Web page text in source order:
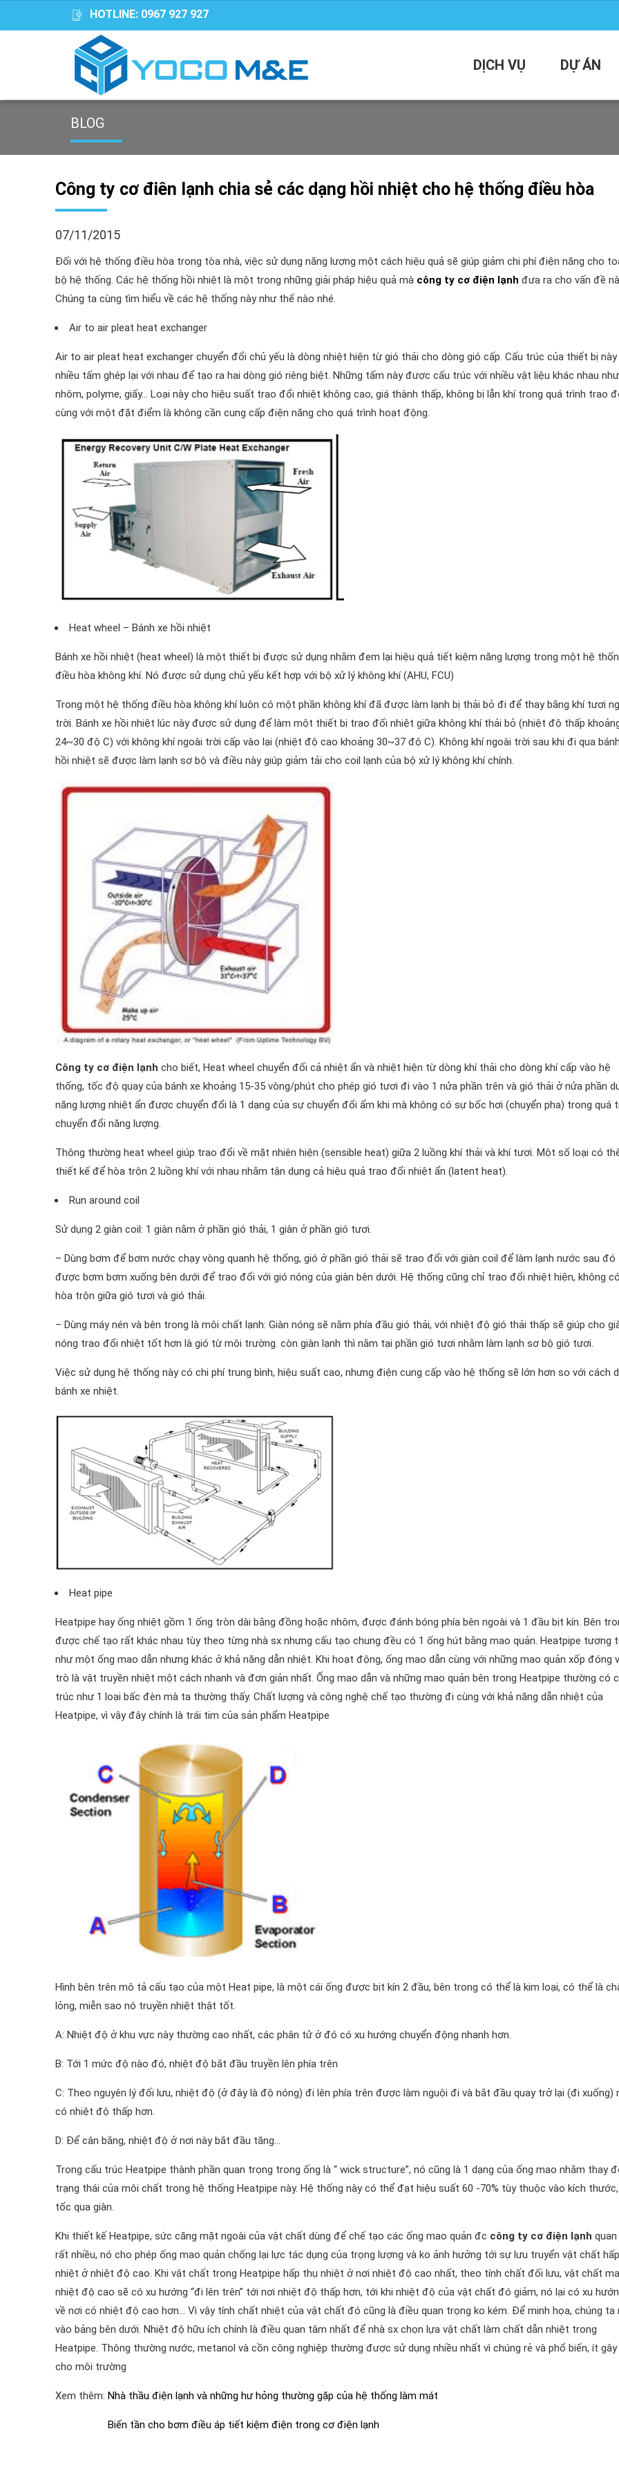
HOTLINE: 0967 927 927
DỊCH VỤ DỰ ÁN
BLOG
Công ty cơ điên lạnh chia sẻ các dạng hồi nhiệt cho hệ thống điều hòa
07/11/2015
Đối với hệ thống điều hòa trong tòa nhà, việc sử dụng năng lượng một cách hiệu quả sẽ giúp giảm chi phí điện năng cho
bộ hệ thống. Các hệ thống hồi nhiệt là một trong những giải pháp hiệu quả mà công ty cơ điện lạnh đưa ra cho vấn đề
Chúng ta cùng tìm hiểu về các hệ thống này như thế nào nhé.
Air to air pleat heat exchanger
Air to air pleat heat exchanger chuyển đổi chủ yếu là dòng nhiệt hiện từ gió thải cho dòng gió cấp. Cấu trúc của thiết bị
nhiều tấm ghép lại với nhau để tạo ra hai dòng gió riêng biệt. Những tấm này được cấu trúc với nhiều vật liệu khác nhau như
nhôm, polyme, giấy… Loại này cho hiệu suất trao đổi nhiệt không cao, giá thành thấp, không bị lẫn khí trong quá trình trao
cùng với một đặt điểm là không cần cung cấp điện năng cho quá trình hoạt động.
Heat wheel – Bánh xe hồi nhiệt
Bánh xe hồi nhiệt (heat wheel) là một thiết bị được sử dụng nhằm đem lại hiệu quả tiết kiệm năng lượng trong một hệ
điều hòa không khí. Nó được sử dụng chủ yếu kết hợp với bộ xử lý không khí (AHU, FCU)
Trong một hệ thống điều hòa không khí luôn có một phần không khí đã được làm lạnh bị thải bỏ đi để thay bằng khí tươi
trời. Bánh xe hồi nhiệt lúc này được sử dụng để làm một thiết bị trao đổi nhiệt giữa không khí thải bỏ (nhiệt độ thấp
24~30 độ C) với không khí ngoài trời cấp vào lại (nhiệt độ cao khoảng 30~37 độ C). Không khí ngoài trời sau khi đi qua
hồi nhiệt sẽ được làm lạnh sơ bộ và điều này giúp giảm tải cho coil lạnh của bộ xử lý không khí chính.
Công ty cơ điện lạnh cho biết, Heat wheel chuyển đổi cả nhiệt ẩn và nhiệt hiện từ dòng khí thải cho dòng khí cấp vào hệ
thống, tốc độ quay của bánh xe khoảng 15-35 vòng/phút cho phép gió tươi đi vào 1 nửa phần trên và gió thải ở nửa phần
năng lượng nhiệt ẩn được chuyển đổi là 1 dạng của sự chuyển đổi ẩm khi mà không có sự bốc hơi (chuyển pha) trong quá
chuyển đổi năng lượng.
Thông thường heat wheel giúp trao đổi về mặt nhiên hiện (sensible heat) giữa 2 luồng khí thải và khí tươi. Một số loại có
thiết kế để hòa trộn 2 luồng khí với nhau nhằm tận dụng cả hiệu quả trao đổi nhiệt ẩn (latent heat).
Run around coil
Sử dụng 2 giàn coil: 1 giàn nằm ở phần gió thải, 1 giàn ở phần gió tươi.
– Dùng bơm để bơm nước chạy vòng quanh hệ thống, gió ở phần gió thải sẽ trao đổi với giàn coil để làm lạnh nước sau đó
được bơm bơm xuống bên dưới để trao đổi với gió nóng của giàn bên dưới. Hệ thống cũng chỉ trao đổi nhiệt hiện, không
hòa trộn giữa gió tươi và gió thải.
– Dùng máy nén và bên trong là môi chất lạnh: Giàn nóng sẽ nằm phía đầu gió thải, với nhiệt độ gió thải thấp sẽ giúp cho
nóng trao đổi nhiệt tốt hơn là gió từ môi trường. còn giàn lạnh thì nằm tại phần gió tươi nhằm làm lạnh sơ bộ gió tươi.
Việc sử dụng hệ thống này có chi phí trung bình, hiệu suất cao, nhưng điện cung cấp vào hệ thống sẽ lớn hơn so với cách
bánh xe nhiệt.
Heat pipe
Heatpipe hay ống nhiệt gồm 1 ống tròn dài bằng đồng hoặc nhôm, được đánh bóng phía bên ngoài và 1 đầu bịt kín. Bên
được chế tạo rất khác nhau tùy theo từng nhà sx nhưng cấu tạo chung đều có 1 ống hút bằng mao quản. Heatpipe tương
như một ống mao dẫn nhưng khác ở khả năng dẫn nhiệt. Khi hoạt động, ống mao dẫn cùng với những mao quản xốp đóng
trò là vật truyền nhiệt một cách nhanh và đơn giản nhất. Ống mao dẫn và những mao quản bên trong Heatpipe thường có
trúc như 1 loại bấc đèn mà ta thường thấy. Chất lượng và công nghệ chế tạo thường đi cùng với khả năng dẫn nhiệt của
Heatpipe, vì vậy đây chính là trái tim của sản phẩm Heatpipe
Hình bên trên mô tả cấu tạo của một Heat pipe, là một cái ống được bịt kín 2 đầu, bên trong có thể là kim loại, có thể là
lỏng, miễn sao nó truyền nhiệt thật tốt.
A: Nhiệt độ ở khu vực này thường cao nhất, các phân tử ở đó có xu hướng chuyển động nhanh hơn.
B: Tới 1 mức độ nào đó, nhiệt độ bắt đầu truyền lên phía trên
C: Theo nguyên lý đối lưu, nhiệt độ (ở đây là độ nóng) đi lên phía trên được làm nguội đi và bắt đầu quay trở lại (đi xuống)
có nhiệt độ thấp hơn.
D: Để cân bằng, nhiệt độ ở nơi này bắt đầu tăng…
Trong cấu trúc Heatpipe thành phần quan trọng trong ống là “ wick structure”, nó cũng là 1 dạng của ống mao nhằm thay
trạng thái của môi chất trong hệ thống Heatpipe này. Hệ thống này có thể đạt hiệu suất 60 -70% tùy thuộc vào kích thước,
tốc qua giàn.
Khi thiết kế Heatpipe, sức căng mặt ngoài của vật chất dùng để chế tạo các ống mao quản đc công ty cơ điện lạnh
rất nhiều, nó cho phép ống mao quản chống lại lực tác dụng của trọng lượng và ko ảnh hưởng tới sự lưu truyển vật chất
nhiệt ở nhiệt độ cao. Khi vật chất trong Heatpipe hấp thụ nhiệt ở nơi nhiệt độ cao nhất, theo tính chất đối lưu, vật chất
nhiệt độ cao sẽ có xu hướng “đi lên trên” tới nơi nhiệt độ thấp hơn, tới khi nhiệt độ của vật chất đó giảm, nó lại có xu
về nơi có nhiệt độ cao hơn… Vì vậy tính chất nhiệt của vật chất đó cũng là điều quan trọng ko kém. Để minh họa, chúng ta
vào bảng bên dưới. Nhiệt độ hữu ích chính là điều quan tâm nhất để nhà sx chọn lựa vật chất làm chất dẫn nhiệt trong
Heatpipe. Thông thường nước, metanol và cồn công nghiệp thường được sử dụng nhiều nhất vì chúng rẻ và phổ biến, ít gây
cho môi trường
Xem thêm: Nhà thầu điện lạnh và những hư hỏng thường gặp của hệ thống làm mát
Biến tần cho bơm điều áp tiết kiệm điện trong cơ điện lạnh